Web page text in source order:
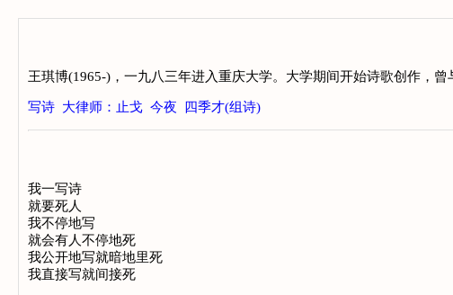
王琪博(1965-)，一九八三年进入重庆大学。大学期间开始诗歌创作，
写诗 大律师：止戈 今夜 四季才(组诗)
我一写诗
就要死人
我不停地写
就会有人不停地死
我公开地写就暗地里死
我直接写就间接死